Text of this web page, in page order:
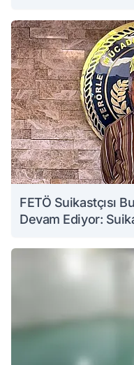
FETÖ Suikastçısı
Devam Ediyor: